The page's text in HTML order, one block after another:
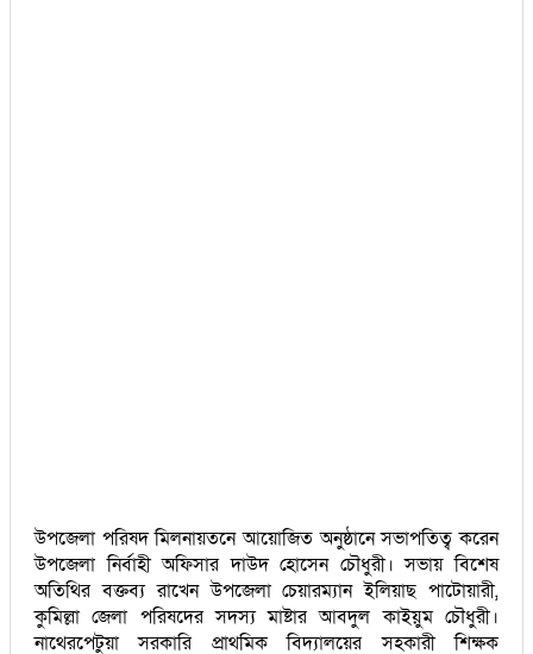
উপজেলা পরিষদ মিলনায়তনে আয়োজিত অনুষ্ঠানে সভাপতিত্ব করেন
উপজেলা নির্বাহী অফিসার দাউদ হোসেন চৌধুরী। সভায় বিশেষ
অতিথির বক্তব্য রাখেন উপজেলা চেয়ারম্যান ইলিয়াছ পাটোয়ারী,
কুমিল্লা জেলা পরিষদের সদস্য মাষ্টার আবদুল কাইয়ুম চৌধুরী।
নাথেরপেটুয়া সরকারি প্রাথমিক বিদ্যালয়ের সহকারী শিক্ষক